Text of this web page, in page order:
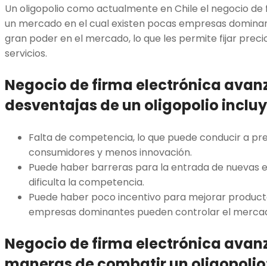
Un oligopolio como actualmente en Chile el negocio
un mercado en el cual existen pocas empresas
gran poder en el mercado, lo que les permite fijar
servicios.
Negocio de firma electrónica
desventajas de un oligopolio
Falta de competencia, lo que puede conducir a
consumidores y menos innovación.
Puede haber barreras para la entrada de nuevas
dificulta la competencia.
Puede haber poco incentivo para mejorar
empresas dominantes pueden controlar el
Negocio de firma electrónica